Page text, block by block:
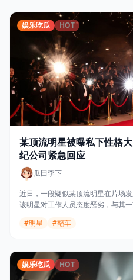
娱乐吃瓜 HOT
某顶流明星被曝私下性格
纪公司紧急回应
瓜田李下
近日，一段疑似某顶流明星在片场
该明星对工作人员态度恶劣，与其
#明星 #翻车
娱乐吃瓜 HOT